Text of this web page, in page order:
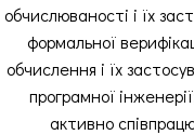
обчислюваності і їх
формальної
обчислення і їх
програмної
активно